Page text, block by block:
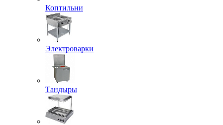
Коптильни
Электроварки
Тандыры